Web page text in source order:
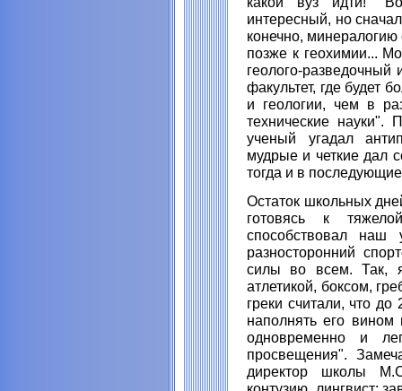
интересный, но
конечно,
позже к геохимии...
геолого-разведочный
факультет, где будет
и геологии, чем в
технические науки".
ученый угадал
мудрые и четкие дал
тогда и в
Остаток школьных
готовясь к
способствовал наш
разносторонний
силы во всем. Так,
атлетикой, боксом,
греки считали, что
наполнять его
одновременно и
просвещения".
директор школы